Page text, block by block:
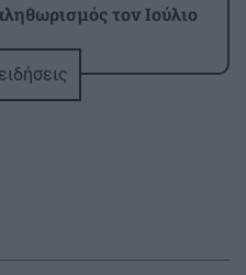
τον Ιούλιο
για τη